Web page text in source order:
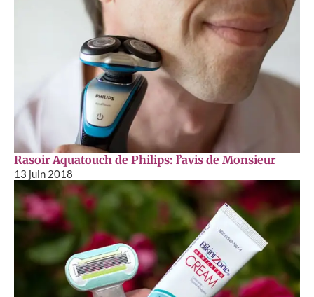
Rasoir Aquatouch de Philips: l’avis de Monsieur
13 juin 2018